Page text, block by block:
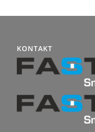
KONTAKT